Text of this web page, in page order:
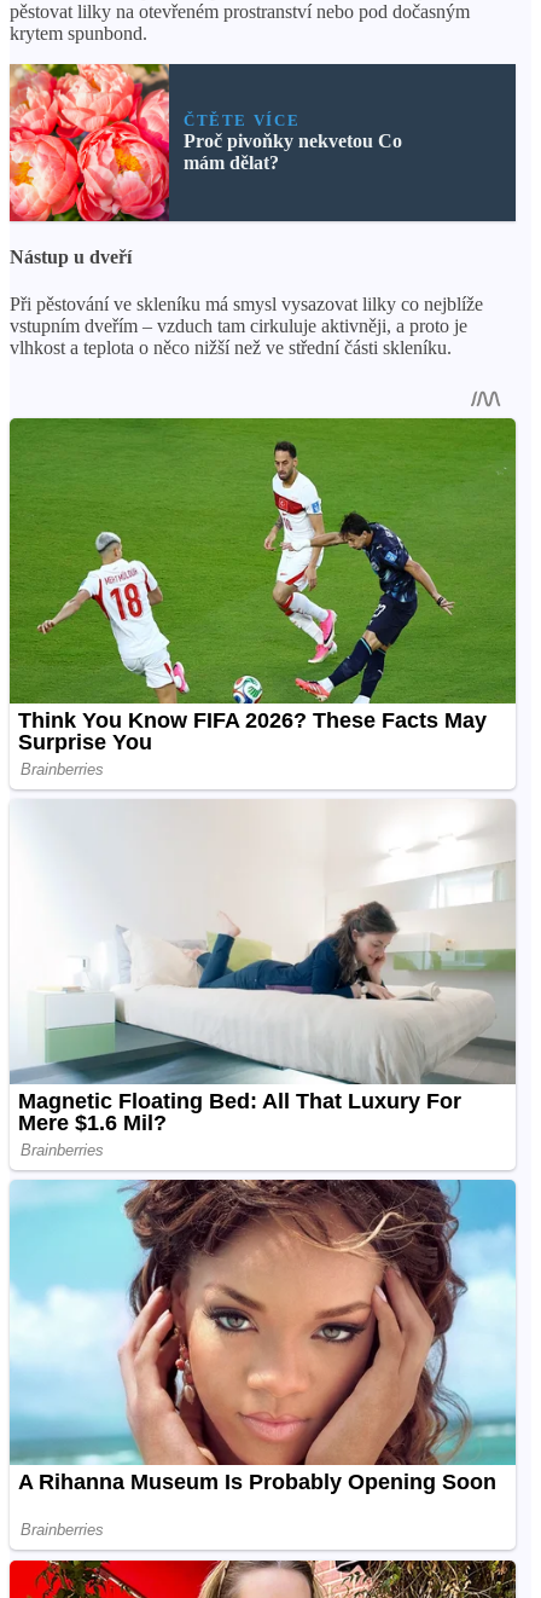
pěstovat lilky na otevřeném prostranství nebo pod dočasným
krytem spunbond.
ČTĚTE VÍCE
Proč pivoňky nekvetou Co
mám dělat?
Nástup u dveří
Při pěstování ve skleníku má smysl vysazovat lilky co nejblíže
vstupním dveřím – vzduch tam cirkuluje aktivněji, a proto je
vlhkost a teplota o něco nižší než ve střední části skleníku.